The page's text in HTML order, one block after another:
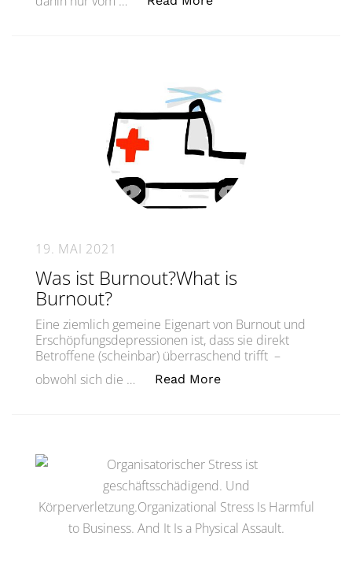
19. MAI 2021
Was ist Burnout?What is
Burnout?
Eine ziemlich gemeine Eigenart von Burnout und
Erschöpfungsdepressionen ist, dass sie direkt
Betroffene (scheinbar) überraschend trifft –
obwohl sich die …
Read More„Was ist